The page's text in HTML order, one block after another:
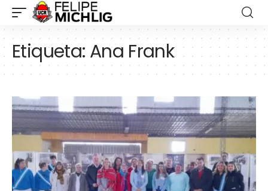
Etiqueta:Ana Frank